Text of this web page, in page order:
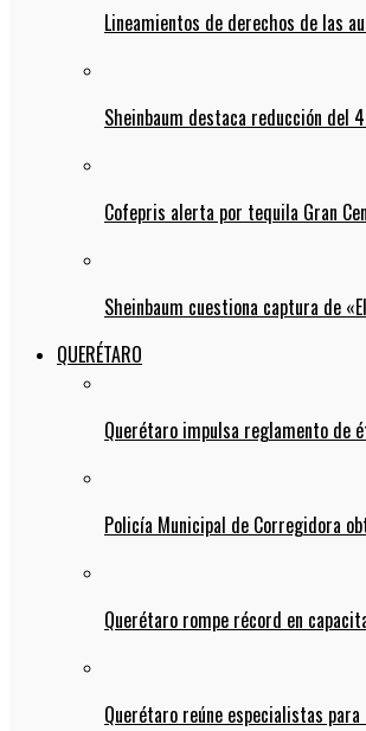
Lineamientos de derechos de las
Sheinbaum destaca reducción
Cofepris alerta por tequila Gran
Sheinbaum cuestiona captura de
QUERÉTARO
Querétaro impulsa reglamento de
Policía Municipal de Corregidora
Querétaro rompe récord en
Querétaro reúne especialistas